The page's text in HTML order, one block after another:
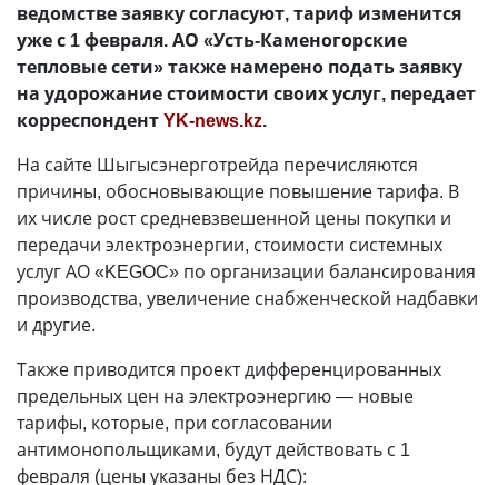
ведомстве заявку согласуют, тариф изменится
уже с 1 февраля. АО «Усть-Каменогорские
тепловые сети» также намерено подать заявку
на удорожание стоимости своих услуг, передает
корреспондентYK-news.kz.
На сайте Шыгысэнерготрейда перечисляются
причины, обосновывающие повышение тарифа. В
их числе рост средневзвешенной цены покупки и
передачи электроэнергии, стоимости системных
услуг АО «KEGOC» по организации балансирования
производства, увеличение снабженческой надбавки
и другие.
Также приводится проект дифференцированных
предельных цен на электроэнергию — новые
тарифы, которые, при согласовании
антимонопольщиками, будут действовать с 1
февраля (цены указаны без НДС):